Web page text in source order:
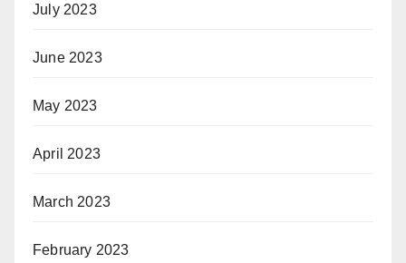
July 2023
June 2023
May 2023
April 2023
March 2023
February 2023